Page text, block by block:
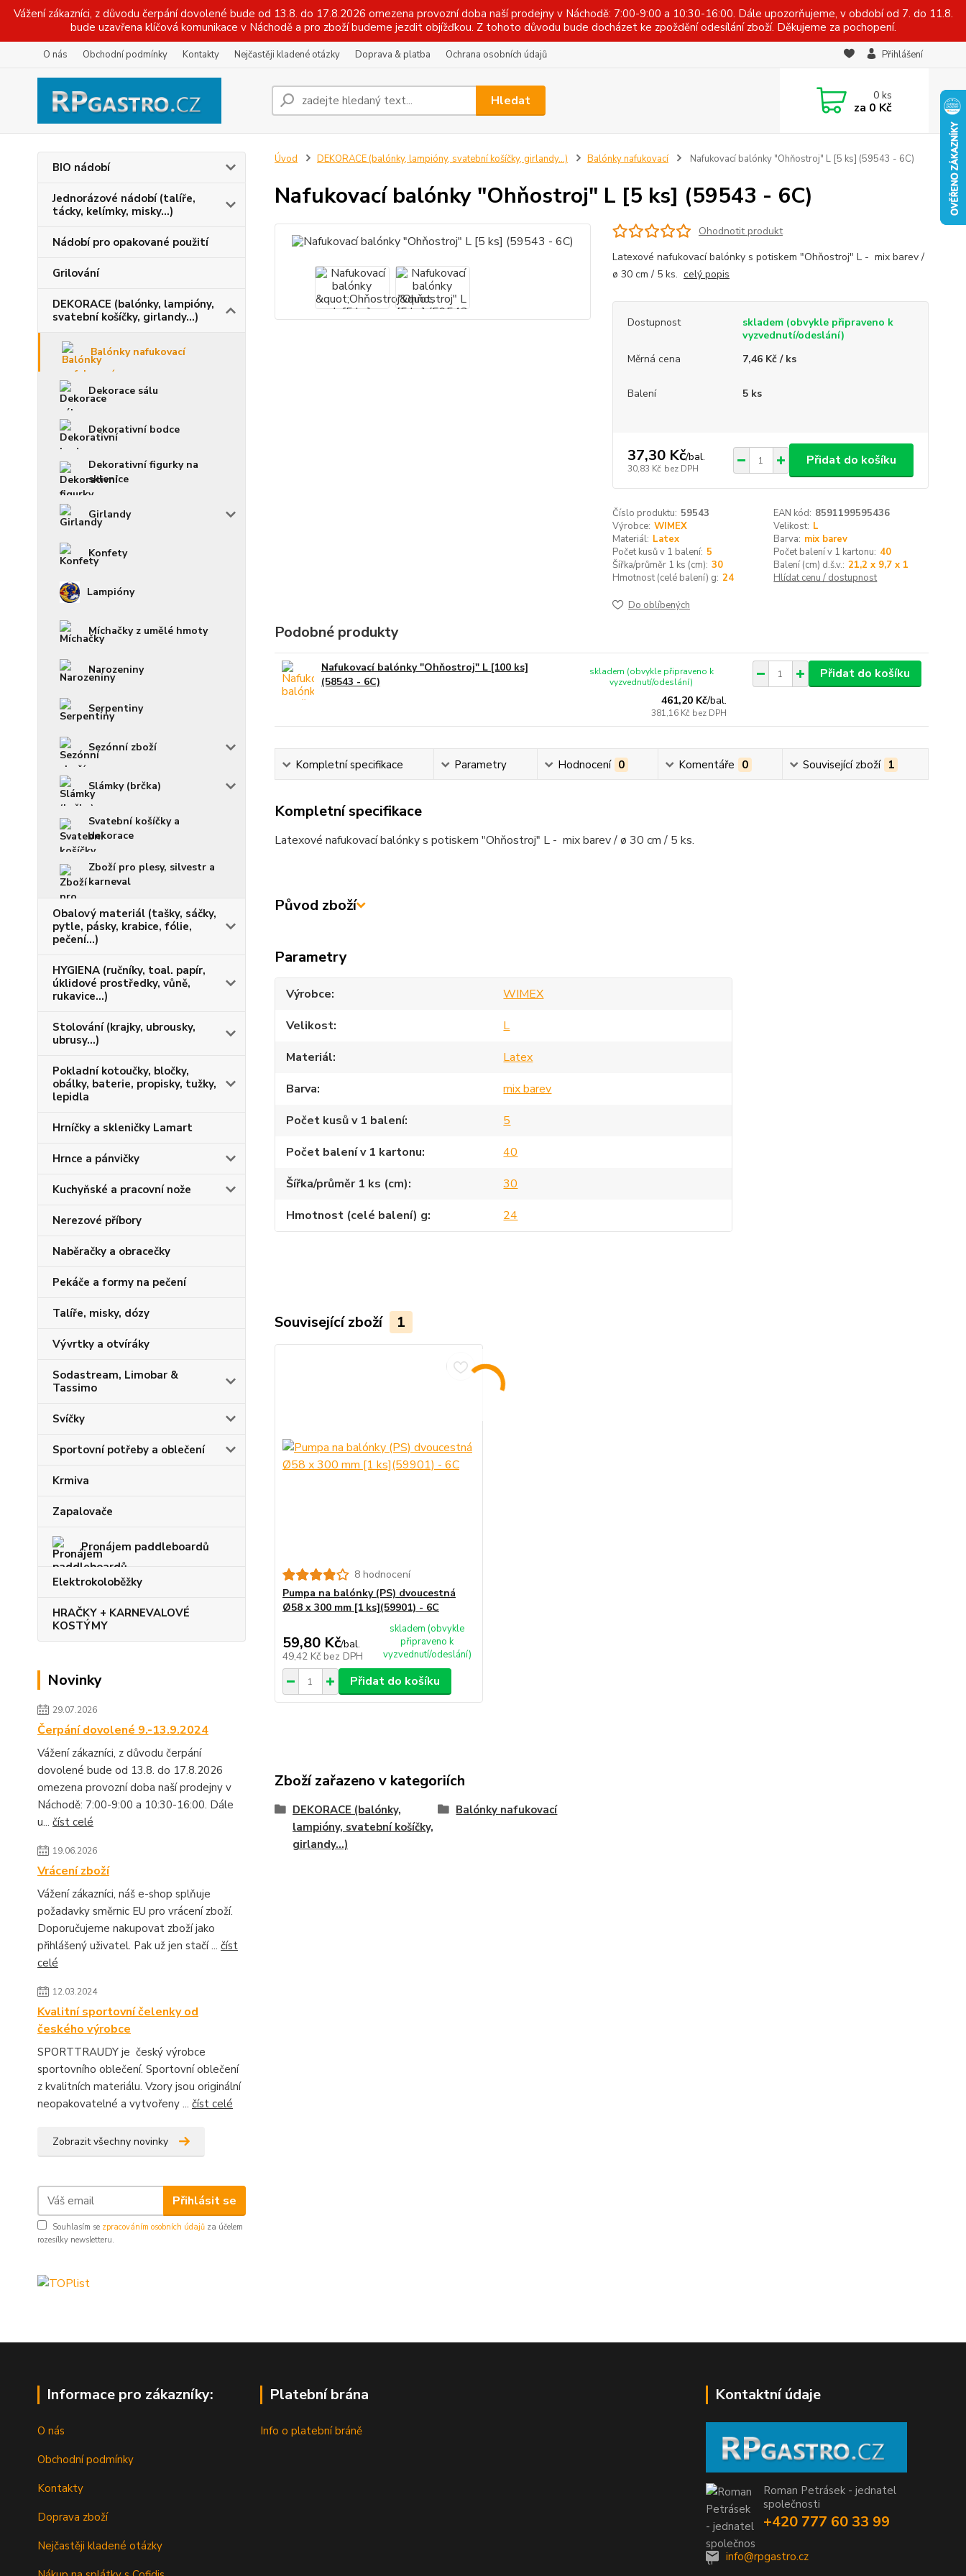
Vážení zákazníci, z důvodu čerpání dovolené bude od 13.8. do 17.8.2026 omezena provozní doba naší prodejny v Náchodě: 7:00-9:00 a 10:30-16:00. Dále upozorňujeme, v období od 7. do 11.8.
bude uzavřena klíčová komunikace v Náchodě a pro zboží budeme jezdit objížďkou. Z tohoto důvodu bude docházet ke zpoždění odesílání zboží. Děkujeme za pochopení.
O nás Obchodní podmínky Kontakty Nejčastěji kladené otázky Doprava & platba Ochrana osobních údajů Přihlášení
Hledat 0ks
za 0 Kč
BIO nádobí
Jednorázové nádobí (talíře,
tácky, kelímky, misky...)
Nádobí pro opakované použití
Grilování
DEKORACE (balónky, lampióny,
svatební košíčky, girlandy...)
Balónky nafukovací
Dekorace sálu
Dekorativní bodce
Dekorativní figurky na
sklenice
Girlandy
Konfety
Lampióny
Míchačky z umělé hmoty
Narozeniny
Serpentiny
Sezónní zboží
Slámky (brčka)
Svatební košíčky a
dekorace
Zboží pro plesy, silvestr a
karneval
Obalový materiál (tašky, sáčky,
pytle, pásky, krabice, fólie,
pečení...)
HYGIENA (ručníky, toal. papír,
úklidové prostředky, vůně,
rukavice...)
Stolování (krajky, ubrousky,
ubrusy...)
Pokladní kotoučky, bločky,
obálky, baterie, propisky, tužky,
lepidla
Hrníčky a skleničky Lamart
Hrnce a pánvičky
Kuchyňské a pracovní nože
Nerezové příbory
Naběračky a obracečky
Pekáče a formy na pečení
Talíře, misky, dózy
Vývrtky a otvíráky
Sodastream, Limobar &
Tassimo
Svíčky
Sportovní potřeby a oblečení
Krmiva
Zapalovače
Pronájem paddleboardů
Elektrokoloběžky
HRAČKY + KARNEVALOVÉ
KOSTÝMY
Novinky
29.07.2026
Čerpání dovolené 9.-13.9.2024
Vážení zákazníci, z důvodu čerpání
dovolené bude od 13.8. do 17.8.2026
omezena provozní doba naší prodejny v
Náchodě: 7:00-9:00 a 10:30-16:00. Dále
u... číst celé
19.06.2026
Vrácení zboží
Vážení zákazníci, náš e-shop splňuje
požadavky směrnic EU pro vrácení zboží.
Doporučujeme nakupovat zboží jako
přihlášený uživatel. Pak už jen stačí ... číst
celé
12.03.2024
Kvalitní sportovní čelenky od
českého výrobce
SPORTTRAUDY je český výrobce
sportovního oblečení. Sportovní oblečení
z kvalitních materiálu. Vzory jsou originální
neopakovatelné a vytvořeny ... číst celé
Zobrazit všechny novinky
Přihlásit se
Souhlasím se zpracováním osobních údajů za účelem
rozesílky newsletteru.
Úvod DEKORACE (balónky, lampióny, svatební košíčky, girlandy...) Balónky nafukovací Nafukovací balónky "Ohňostroj" L [5 ks] (59543 - 6C)
Nafukovací balónky "Ohňostroj" L [5 ks] (59543 - 6C)
Ohodnotit produkt
Latexové nafukovací balónky s potiskem "Ohňostroj" L - mix barev /
ø 30 cm / 5 ks. celý popis
Dostupnost
skladem (obvykle připraveno k
vyzvednutí/odeslání)
Měrná cena
7,46 Kč / ks
Balení 5 ks
37,30 Kč/bal.
30,83 Kč bez DPH
Přidat do košíku
Číslo produktu: 59543 EAN kód: 8591199595436
Výrobce: WIMEX Velikost: L
Materiál: Latex Barva: mix barev
Počet kusů v 1 balení: 5 Počet balení v 1 kartonu: 40
Šířka/průměr 1 ks (cm): 30 Balení (cm) d.š.v.: 21,2 x 9,7 x 1
Hmotnost (celé balení) g: 24 Hlídat cenu / dostupnost
Do oblíbených
Podobné produkty
Nafukovací balónky "Ohňostroj" L [100 ks]
(58543 - 6C)
461,20 Kč/bal.
381,16 Kč bez DPH
skladem (obvykle připraveno k
vyzvednutí/odeslání)
Přidat do košíku
Kompletní specifikace Parametry Hodnocení 0 Komentáře 0 Související zboží 1
Kompletní specifikace
Latexové nafukovací balónky s potiskem "Ohňostroj" L - mix barev / ø 30 cm / 5 ks.
Původ zboží
Parametry
Výrobce
WIMEX
Velikost
L
Materiál
Latex
Barva
mix barev
Počet kusů v 1 balení
5
Počet balení v 1 kartonu
40
Šířka/průměr 1 ks (cm)
30
Hmotnost (celé balení) g
24
Související zboží 1
8 hodnocení
Pumpa na balónky (PS) dvoucestná
Ø58 x 300 mm [1 ks](59901) - 6C
59,80 Kč/bal.
49,42 Kč bez DPH
skladem (obvykle
připraveno k
vyzvednutí/odeslání)
Přidat do košíku
Zboží zařazeno v kategoriích
DEKORACE (balónky,
lampióny, svatební košíčky,
girlandy...)
Balónky nafukovací
Informace pro zákazníky:
O nás
Obchodní podmínky
Kontakty
Doprava zboží
Nejčastěji kladené otázky
Platební brána
Info o platební bráně
Kontaktní údaje
Roman Petrásek - jednatel
společnosti
+420 777 60 33 99
info@rpgastro.cz